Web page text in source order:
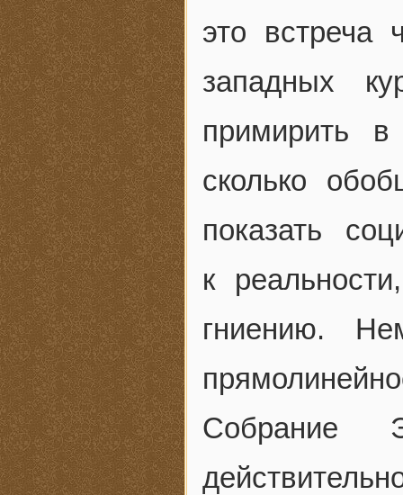
это встреча
западных
примирить
сколько
показать
к
гниению.
Собрание